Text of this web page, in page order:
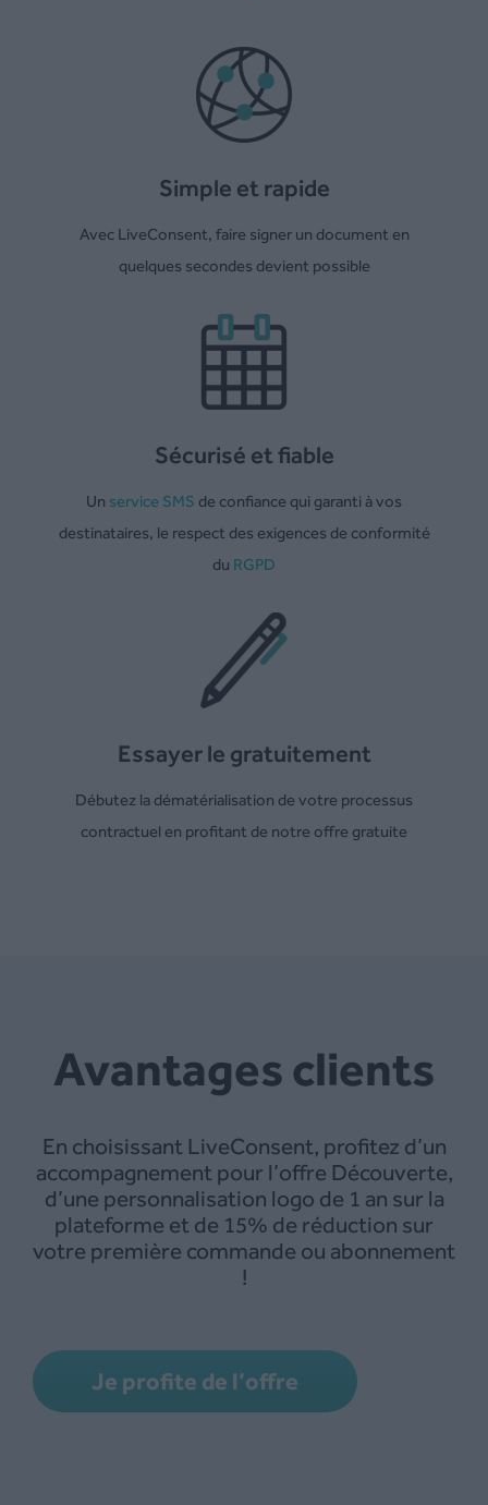
Simple et rapide
Avec LiveConsent, faire signer un document en
quelques secondes devient possible
Sécurisé et fiable
Un service SMS de confiance qui garanti à vos
destinataires, le respect des exigences de conformité
du RGPD
Essayer le gratuitement
Débutez la dématérialisation de votre processus
contractuel en profitant de notre offre gratuite
Avantages clients
En choisissant LiveConsent, profitez d’un
accompagnement pour l’offre Découverte,
d’une personnalisation logo de 1 an sur la
plateforme et de 15% de réduction sur
votre première commande ou abonnement
!
Je profite de l’offre